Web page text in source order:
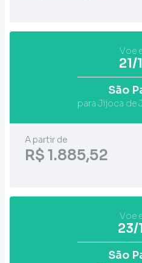
Voe
21/
São
para Jijoca de
A partir de
R$ 1.885,52
Voe
23/
São